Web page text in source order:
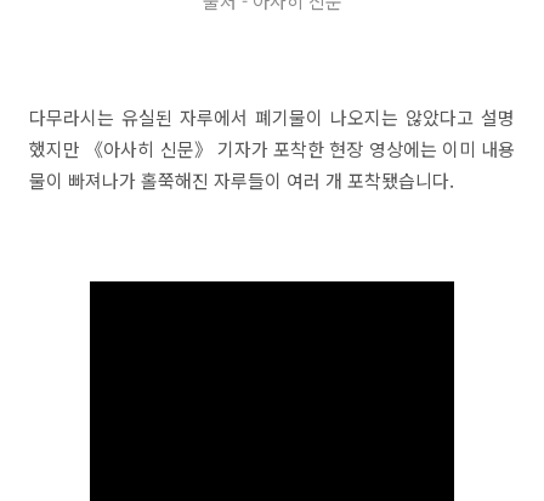
다무라시는 유실된 자루에서 폐기물이 나오지는 않았다고 설명
했지만 《아사히 신문》 기자가 포착한 현장 영상에는 이미 내용
물이 빠져나가 홀쭉해진 자루들이 여러 개 포착됐습니다.